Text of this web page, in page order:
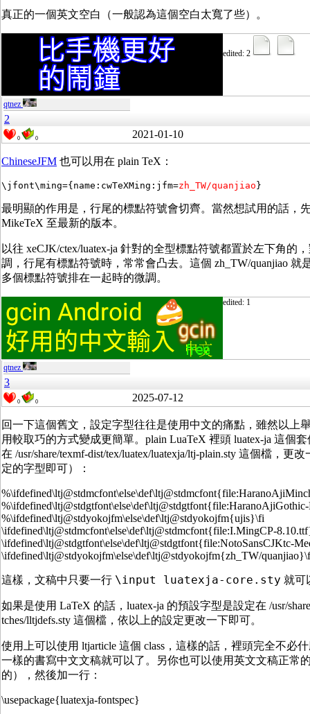
真正的一個英文空白（一般認為這個空白太寬了些）。
edited: 2
qtnez
2
0 0 2021-01-10
ChineseJFM 也可以用在 plain TeX：
\jfont\ming={name:cwTeXMing:jfm=zh_TW/quanjiao }
最明顯的作用是，行尾的標點符號會切齊。當然想試用的話，
MikeTeX 至最新的版本。
以往 xeCJK/ctex/luatex-ja 針對的全型標點符號都置於左下角的
調，行尾有標點符號時，常常會凸去。這個 zh_TW/quanjiao 就
多個標點符號排在一起時的微調。
edited: 1
qtnez
3
0 0 2025-07-12
回一下這個舊文，設定字型往往是使用中文的痛點，雖然以上
用較取巧的方式變成更簡單。plain LuaTeX 裡頭 luatex-ja 這個
在 /usr/share/texmf-dist/tex/luatex/luatexja/ltj-plain.sty 這個檔，更改
定的字型即可）：
%\ifdefined\ltj@stdyokojfm\else\def\ltj@stdyokojfm{ujis}\fi
\ifdefined\ltj@stdmcfont\else\def\ltj@stdmcfont{file:I.MingCP-
\ifdefined\ltj@stdgtfont\else\def\ltj@stdgtfont{file:NotoSansCJKtc-
\ifdefined\ltj@stdyokojfm\else\def\ltj@stdyokojfm{zh_TW/
這樣，文稿中只要一行 \input luatexja-core.sty 就可
如果是使用 LaTeX 的話，luatex-ja 的預設字型是設定在 /usr/
tches/lltjdefs.sty 這個檔，依以上的設定更改一下即可。
使用上可以使用 ltjarticle 這個 class，這樣的話，裡頭完全不必
一樣的書寫中文文稿就可以了。另你也可以使用英文文稿正常的
的），然後加一行：
\usepackage{luatexja-fontspec}